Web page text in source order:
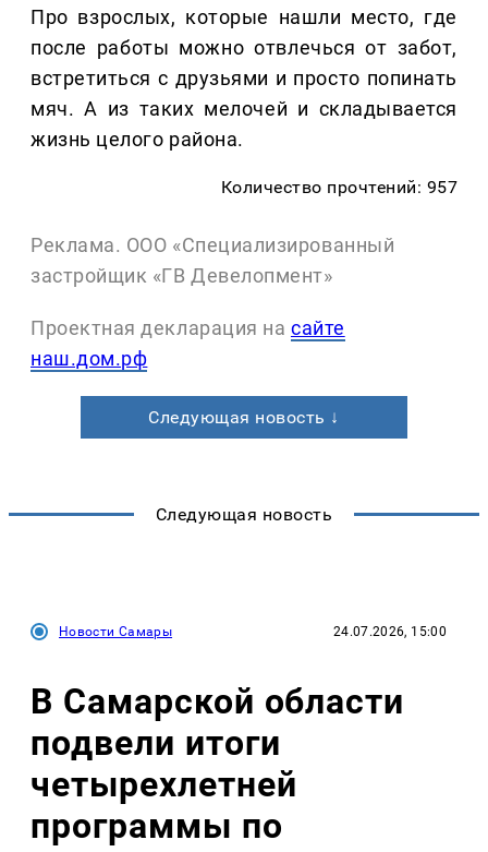
Про взрослых, которые нашли место, где
после работы можно отвлечься от забот,
встретиться с друзьями и просто попинать
мяч. А из таких мелочей и складывается
жизнь целого района.
Количество прочтений: 957
Реклама. ООО «Специализированный
застройщик «ГВ Девелопмент»
Проектная декларация на сайте
наш.дом.рф
Следующая новость ↓
Следующая новость
Новости Самары 24.07.2026, 15:00
В Самарской области
подвели итоги
четырехлетней
программы по